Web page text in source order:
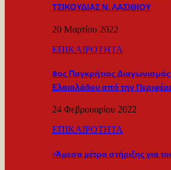
ΤΣΙΚΟΥΔΙΑΣ Ν. ΛΑΣΙΘΙΟΥ
20 Μαρτίου 2022
ΕΠΙΚΑΙΡΟΤΗΤΑ
8ος Παγκρήτιος
Ελαιολάδου από την
24 Φεβρουαρίου 2022
ΕΠΙΚΑΙΡΟΤΗΤΑ
«Άμεσα μέτρα στήριξης για